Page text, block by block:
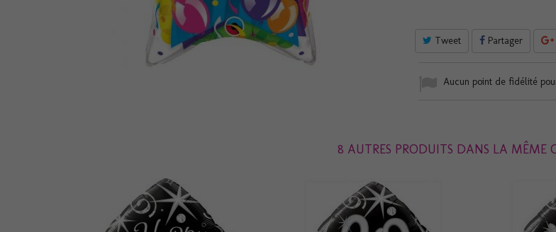
Tweet Partager
Aucun point de fidélité
8 AUTRES PRODUITS DANS LA MÊME